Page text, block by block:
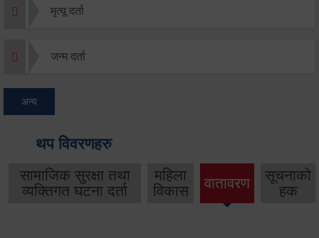
मृत्यू दर्ता
जन्म दर्ता
अन्य
थप विवरणहरु
सामाजिक सुरक्षा तथा
व्यक्तिगत घटना दर्ता
महिला
विकास
वातावरण
सूचनाको
हक